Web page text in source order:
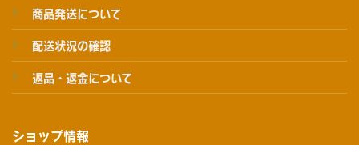
商品発送について
配送状況の確認
返品・返金について
ショップ情報